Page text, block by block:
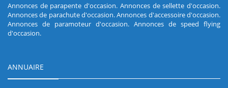
Annonces de parapente d'occasion. Annonces de sellette d'occasion.
Annonces de parachute d'occasion.Annonces d'accessoire d'occasion.
Annonces de paramoteur d'occasion. Annonces de speed flying
d'occasion.
ANNUAIRE